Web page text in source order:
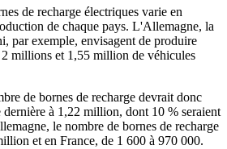
de recharge électriques varie en
de chaque pays. L'Allemagne, la
par exemple, envisagent de produire
millions et 1,55 million de véhicules
de bornes de recharge devrait donc
dernière à 1,22 million, dont 10 % seraient
le nombre de bornes de recharge
et en France, de 1 600 à 970 000.